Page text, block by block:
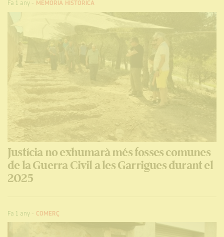
Fa 1 any- MEMÒRIA HISTÒRICA
Justícia no exhumarà més fosses comunes
de la Guerra Civil a les Garrigues durant el
2025
Fa 1 any- COMERÇ